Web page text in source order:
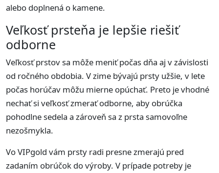
alebo doplnená o kamene.
Veľkosť prsteňa je lepšie riešiť
odborne
Veľkosť prstov sa môže meniť počas dňa aj v závislosti
od ročného obdobia. V zime bývajú prsty užšie, v lete
počas horúčav môžu mierne opúchať. Preto je vhodné
nechať si veľkosť zmerať odborne, aby obrúčka
pohodlne sedela a zároveň sa z prsta samovoľne
nezošmykla.
Vo VIPgold vám prsty radi presne zmerajú pred
zadaním obrúčok do výroby. V prípade potreby je